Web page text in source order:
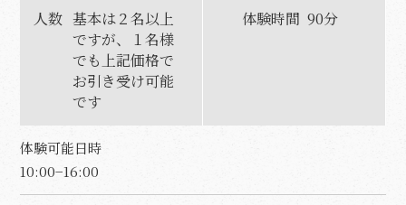
人数 基本は２名以上
ですが、１名様
でも上記価格で
お引き受け可能
です
体験時間 90分
体験可能日時
10:00−16:00